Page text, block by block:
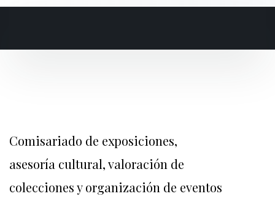
Comisariado de exposiciones,
asesoría cultural, valoración de
colecciones y organización de eventos